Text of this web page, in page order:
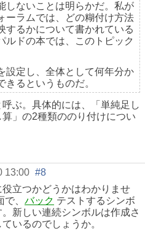
しないことは明らかだ。私が
ーラムでは、どの糊付け方法
するかについて書かれている
ルドの本では、このトピック
設定し、全体として何年分か
るというものだ。
ぶ。具体的には、「単純足し
」の2種類ののり付けについ
13:00 #8
立つかどうかはわかりませ
、 バック テストするシンボ
新しい連続シンボルは作成さ
いるのでしょうか。